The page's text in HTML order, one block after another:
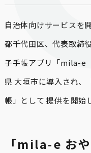
自治体向けサービスを
都千代田区、代表取締
子手帳アプリ「mila-e
県 大垣市に導入され、
帳」として 提供を開始
「mila-e お